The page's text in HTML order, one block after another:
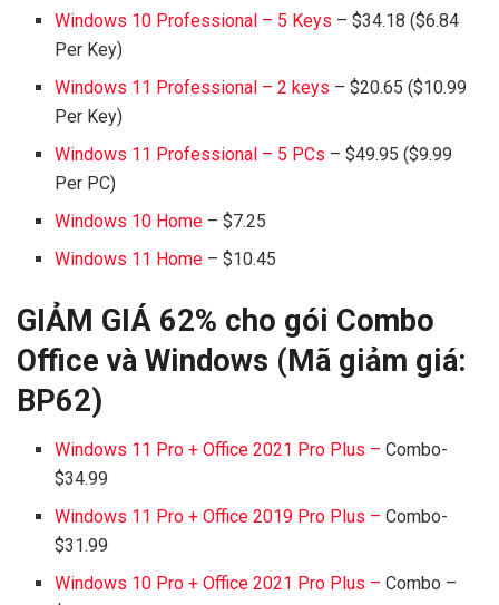
Windows 10 Professional – 5 Keys – $34.18 ($6.84
Per Key)
Windows 11 Professional – 2 keys – $20.65 ($10.99
Per Key)
Windows 11 Professional – 5 PCs – $49.95 ($9.99
Per PC)
Windows 10 Home – $7.25
Windows 11 Home – $10.45
GIẢM GIÁ 62% cho gói Combo
Office và Windows (Mã giảm giá:
BP62)
Windows 11 Pro + Office 2021 Pro Plus –Combo-
$34.99
Windows 11 Pro + Office 2019 Pro Plus –Combo-
$31.99
Windows 10 Pro + Office 2021 Pro Plus –Combo –